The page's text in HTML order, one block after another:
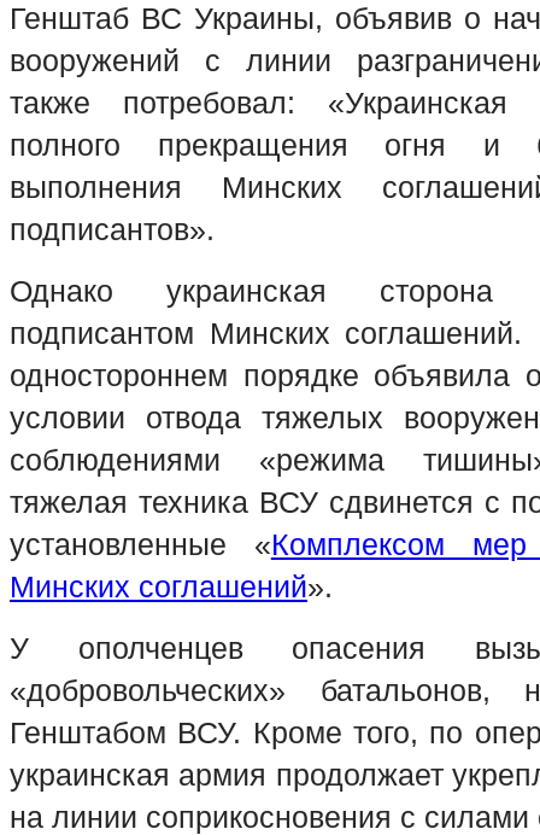
Генштаб ВС Украины, объявив о
вооружений с линии
также потребовал: «Украинская
полного прекращения огня и
выполнения Минских
подписантов».
Однако украинская сторона
подписантом Минских
одностороннем порядке объявила
условии отвода тяжелых
соблюдениями «режима
тяжелая техника ВСУ сдвинется с
установленные «Комплексом
Минских соглашений».
У ополченцев опасения
«добровольческих» батальонов,
Генштабом ВСУ. Кроме того, по
украинская армия продолжает
на линии соприкосновения с силами